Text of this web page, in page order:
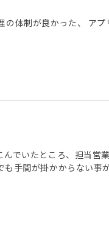
体制が良かった、 アプ
でいたところ、担当営
手間が掛かからない事